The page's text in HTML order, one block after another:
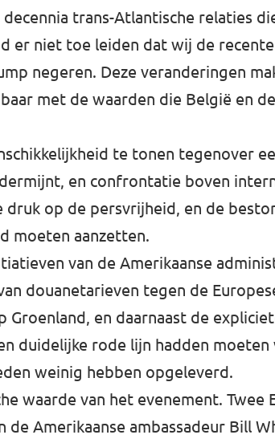
trans-Atlantische relaties
er niet toe leiden dat wij de
negeren. Deze veranderingen
met de waarden die België en
te tonen tegenover
en confrontatie boven
op de persvrijheid, en de
moeten aanzetten.
van de Amerikaanse
douanetarieven tegen de
en daarnaast de
duidelijke rode lijn hadden
weinig hebben opgeleverd.
waarde van het evenement. Twee
Amerikaanse ambassadeur Bill